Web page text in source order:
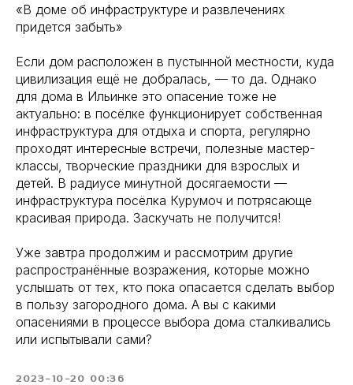
«В доме об инфраструктуре и развлечениях
придется забыть»
Если дом расположен в пустынной местности, куда
цивилизация ещё не добралась, — то да. Однако
для дома в Ильинке это опасение тоже не
актуально: в посёлке функционирует собственная
инфраструктура для отдыха и спорта, регулярно
проходят интересные встречи, полезные мастер-
классы, творческие праздники для взрослых и
детей. В радиусе минутной досягаемости —
инфраструктура посёлка Курумоч и потрясающе
красивая природа. Заскучать не получится!
Уже завтра продолжим и рассмотрим другие
распространённые возражения, которые можно
услышать от тех, кто пока опасается сделать выбор
в пользу загородного дома. А вы с какими
опасениями в процессе выбора дома сталкивались
или испытывали сами?
2023-10-20 00:36